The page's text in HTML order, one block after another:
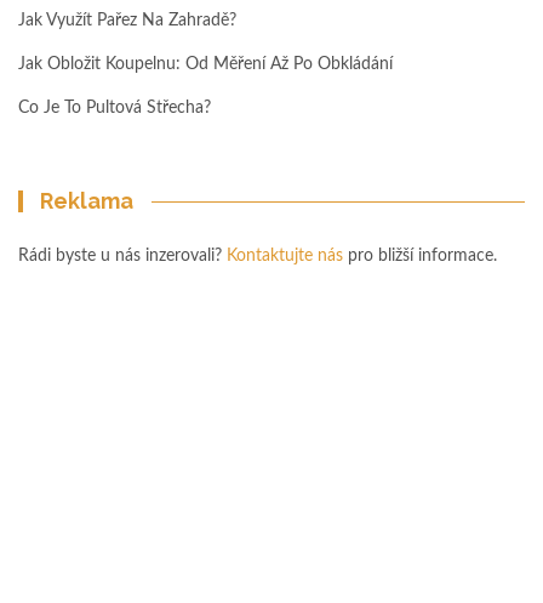
Jak Využít Pařez Na Zahradě?
Jak Obložit Koupelnu: Od Měření Až Po Obkládání
Co Je To Pultová Střecha?
Reklama
Rádi byste u nás inzerovali? Kontaktujte nás pro bližší informace.